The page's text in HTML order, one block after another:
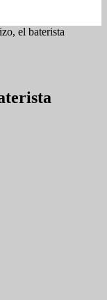
el baterista